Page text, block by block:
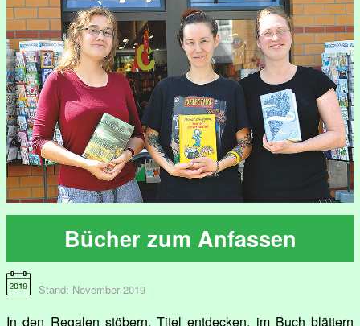
Bücher zum Anfassen
Stand: November 2019
In den Regalen stöbern, Titel entdecken, im Buch blättern